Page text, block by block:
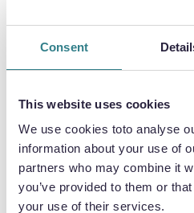
Consent
This website uses cookies
We use cookies toto analyse
information about your use of
partners who may combine it
you’ve provided to them or
your use of their services.
Filtry, sita i